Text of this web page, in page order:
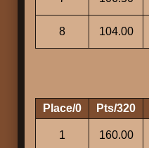
8 104.00
Place/0 Pts/320
1 160.00